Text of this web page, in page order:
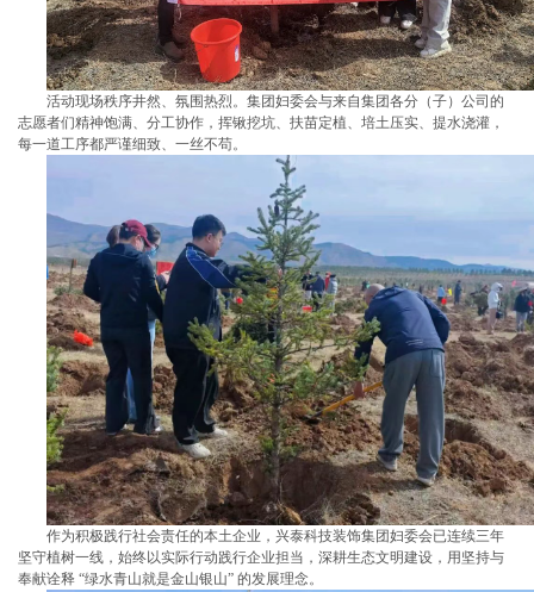
活动现场秩序井然、氛围热烈。集团妇委会与来自集团各分（子）公司的
志愿者们精神饱满、分工协作，挥锹挖坑、扶苗定植、培土压实、提水浇灌，
每一道工序都严谨细致、一丝不苟。
作为积极践行社会责任的本土企业，兴泰科技装饰集团妇委会已连续三年
坚守植树一线，始终以实际行动践行企业担当，深耕生态文明建设，用坚持与
奉献诠释 “绿水青山就是金山银山” 的发展理念。